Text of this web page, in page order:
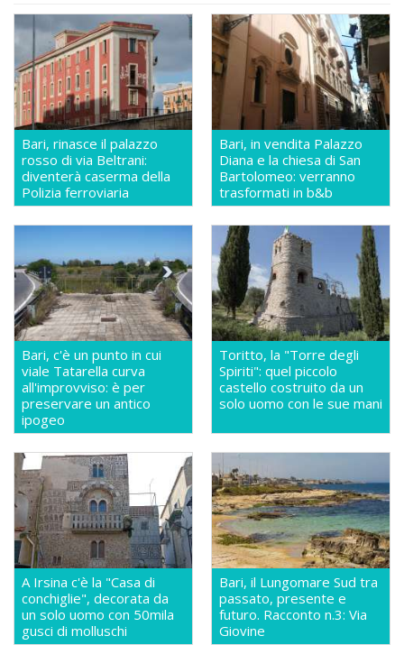
Bari, rinasce il palazzo
rosso di via Beltrani:
diventerà caserma della
Polizia ferroviaria
Bari, in vendita Palazzo
Diana e la chiesa di San
Bartolomeo: verranno
trasformati in b&b
Bari, c'è un punto in cui
viale Tatarella curva
all'improvviso: è per
preservare un antico
ipogeo
Toritto, la "Torre degli
Spiriti": quel piccolo
castello costruito da un
solo uomo con le sue mani
A Irsina c'è la "Casa di
conchiglie", decorata da
un solo uomo con 50mila
gusci di molluschi
Bari, il Lungomare Sud tra
passato, presente e
futuro. Racconto n.3: Via
Giovine